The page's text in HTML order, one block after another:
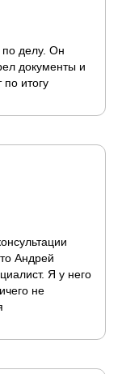
по делу. Он
документы и
итогу
Андрей
Я у него
не